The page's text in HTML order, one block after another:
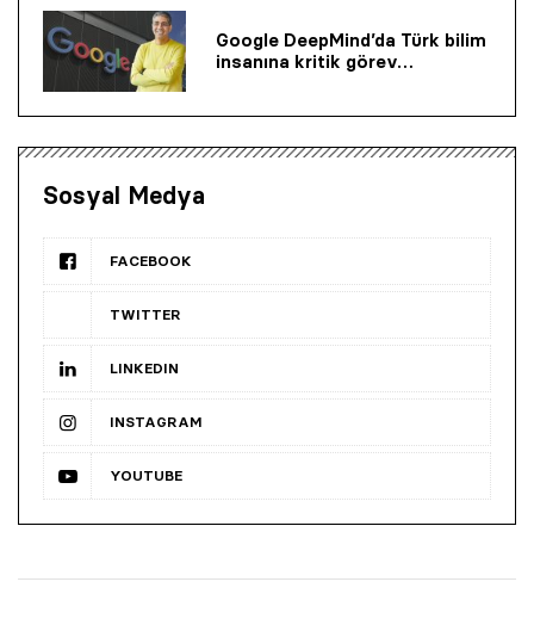
Google DeepMind’da Türk bilim
insanına kritik görev…
Sosyal Medya
FACEBOOK
TWITTER
LINKEDIN
INSTAGRAM
YOUTUBE